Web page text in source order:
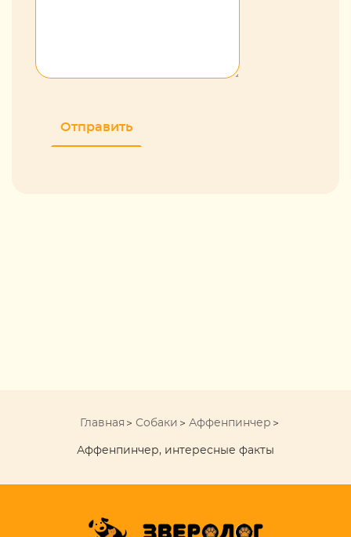
Главная Собаки Аффенпинчер
Аффенпинчер, интересные факты